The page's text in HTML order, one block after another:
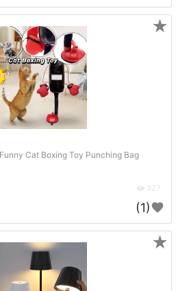
Cat Boxing Toy Punching Bag
327
(1)
★
★